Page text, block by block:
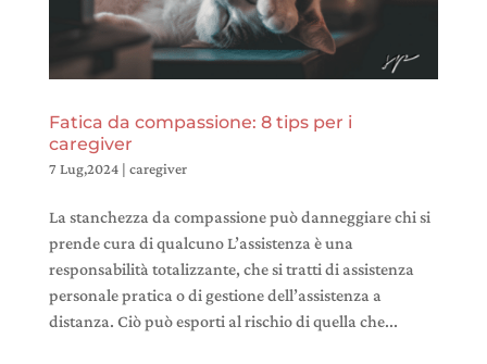
Fatica da compassione: 8 tips per i
caregiver
7 Lug,2024| caregiver
La stanchezza da compassione può danneggiare chi si
prende cura di qualcuno L’assistenza è una
responsabilità totalizzante, che si tratti di assistenza
personale pratica o di gestione dell’assistenza a
distanza. Ciò può esporti al rischio di quella che...